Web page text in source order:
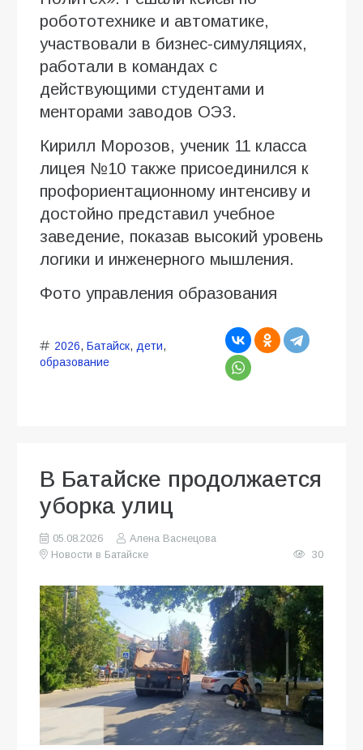
робототехнике и автоматике,
участвовали в бизнес-симуляциях,
работали в командах с
действующими студентами и
менторами заводов ОЭЗ.
Кирилл Морозов, ученик 11 класса
лицея №10 также присоединился к
профориентационному интенсиву и
достойно представил учебное
заведение, показав высокий уровень
логики и инженерного мышления.
Фото управления образования
2026, Батайск, дети,
образование
В Батайске продолжается
уборка улиц
05.08.2026
Алена Васнецова
Новости в Батайске
30